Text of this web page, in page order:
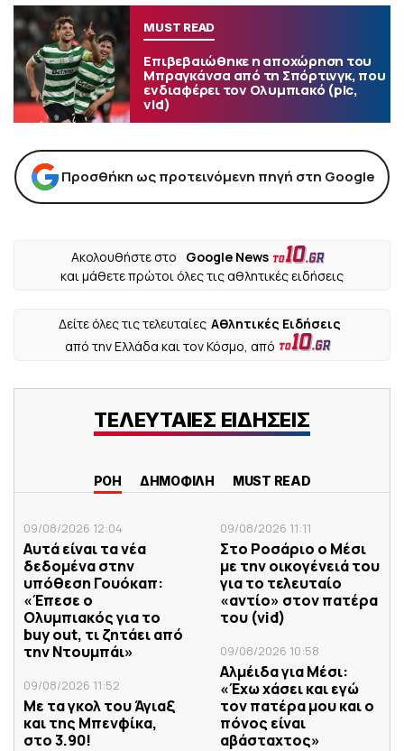
MUST READ
Επιβεβαιώθηκε η αποχώρηση του
Μπραγκάνσα από τη Σπόρτινγκ, που
ενδιαφέρει τον Ολυμπιακό (pic,
vid)
Προσθήκη ως προτεινόμενη πηγή στη Google
Ακολουθήστε στο
Google News
και μάθετε πρώτοι όλες τις αθλητικές ειδήσεις
Δείτε όλες τις τελευταίες Αθλητικές Ειδήσεις
από την Ελλάδα και τον Κόσμο, από
ΤΕΛΕΥΤΑΙΕΣ ΕΙΔΗΣΕΙΣ
ΡΟΗ ΔΗΜΟΦΙΛΗ MUST READ
09/08/2026 12:04
Αυτά είναι τα νέα
δεδομένα στην
υπόθεση Γουόκαπ:
«Έπεσε ο
Ολυμπιακός για το
buy out, τι ζητάει από
την Ντουμπάι»
09/08/2026 11:52
Με τα γκολ του Άγιαξ
και της Μπενφίκα,
στο 3.90!
09/08/2026 11:11
Στο Ροσάριο ο Μέσι
με την οικογένειά του
για το τελευταίο
«αντίο» στον πατέρα
του (vid)
09/08/2026 10:58
Αλμέιδα για Μέσι:
«Έχω χάσει και εγώ
τον πατέρα μου και ο
πόνος είναι
αβάσταχτος»